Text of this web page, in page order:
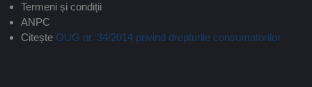
Termeni și condiții
ANPC
Citește OUG nr. 34/2014 privind drepturile consumatorilor